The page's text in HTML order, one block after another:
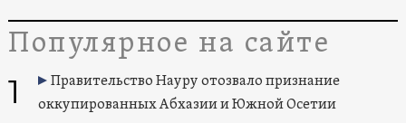
Популярное на сайте
1
Правительство Науру отозвало признание
оккупированных Абхазии и Южной Осетии